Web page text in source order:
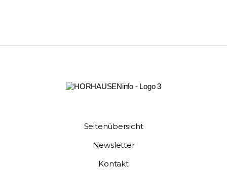
Seitenübersicht
Newsletter
Kontakt